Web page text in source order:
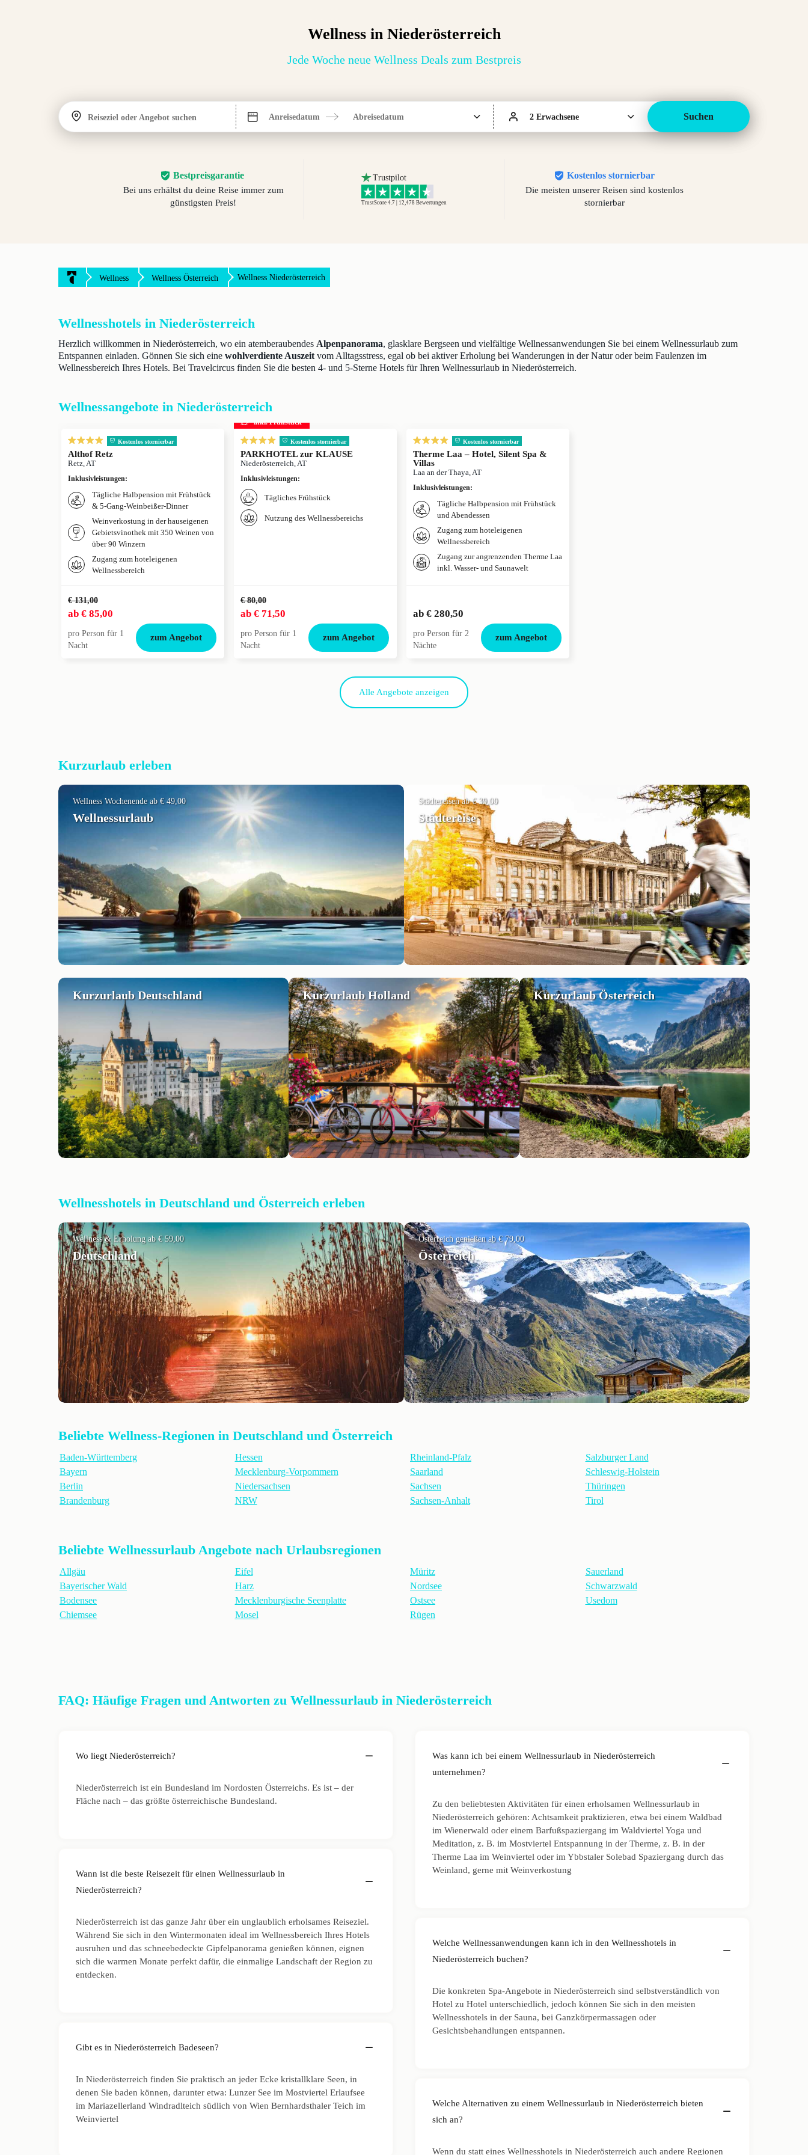
Wellness in Niederösterreich
Jede Woche neue Wellness Deals zum Bestpreis
Reiseziel oder Angebot suchen Anreisedatum Abreisedatum 2 Erwachsene Suchen
Bestpreisgarantie
Bei uns erhältst du deine Reise immer zum
günstigsten Preis!
Trustpilot
TrustScore 4.7 | 12,478 Bewertungen
Kostenlos stornierbar
Die meisten unserer Reisen sind kostenlos
stornierbar
Wellness Wellness Österreich Wellness Niederösterreich
Wellnesshotels in Niederösterreich
Herzlich willkommen in Niederösterreich, wo ein atemberaubendes Alpenpanorama, glasklare Bergseen und vielfältige Wellnessanwendungen Sie bei einem Wellnessurlaub zum
Entspannen einladen. Gönnen Sie sich eine wohlverdiente Auszeit vom Alltagsstress, egal ob bei aktiver Erholung bei Wanderungen in der Natur oder beim Faulenzen im
Wellnessbereich Ihres Hotels. Bei Travelcircus finden Sie die besten 4- und 5-Sterne Hotels für Ihren Wellnessurlaub in Niederösterreich.
Wellnessangebote in Niederösterreich
Kostenlos stornierbar
Althof Retz
Retz, AT
Inklusivleistungen:
Tägliche Halbpension mit Frühstück
& 5-Gang-Weinbeißer-Dinner
Weinverkostung in der hauseigenen
Gebietsvinothek mit 350 Weinen von
über 90 Winzern
Zugang zum hoteleigenen
Wellnessbereich
€ 131,00
ab € 85,00
pro Person für 1
Nacht
zum Angebot
inkl. Frühstück
Kostenlos stornierbar
PARKHOTEL zur KLAUSE
Niederösterreich, AT
Inklusivleistungen:
Tägliches Frühstück
Nutzung des Wellnessbereichs
€ 80,00
ab € 71,50
pro Person für 1
Nacht
zum Angebot
Kostenlos stornierbar
Therme Laa – Hotel, Silent Spa &
Villas
Laa an der Thaya, AT
Inklusivleistungen:
Tägliche Halbpension mit Frühstück
und Abendessen
Zugang zum hoteleigenen
Wellnessbereich
Zugang zur angrenzenden Therme Laa
inkl. Wasser- und Saunawelt
ab € 280,50
pro Person für 2
Nächte
zum Angebot
Alle Angebote anzeigen
Kurzurlaub erleben
Wellness Wochenende ab € 49,00
Wellnessurlaub
Städtereisen ab € 39,00
Städtereise
Kurzurlaub Deutschland Kurzurlaub Holland Kurzurlaub Österreich
Wellnesshotels in Deutschland und Österreich erleben
Wellness & Erholung ab € 59,00
Deutschland
Österreich genießen ab € 79,00
Österreich
Beliebte Wellness-Regionen in Deutschland und Österreich
Baden-Württemberg
Bayern
Berlin
Brandenburg
Hessen
Mecklenburg-Vorpommern
Niedersachsen
NRW
Rheinland-Pfalz
Saarland
Sachsen
Sachsen-Anhalt
Salzburger Land
Schleswig-Holstein
Thüringen
Tirol
Beliebte Wellnessurlaub Angebote nach Urlaubsregionen
Allgäu
Bayerischer Wald
Bodensee
Chiemsee
Eifel
Harz
Mecklenburgische Seenplatte
Mosel
Müritz
Nordsee
Ostsee
Rügen
Sauerland
Schwarzwald
Usedom
FAQ: Häufige Fragen und Antworten zu Wellnessurlaub in Niederösterreich
Wo liegt Niederösterreich?
Niederösterreich ist ein Bundesland im Nordosten Österreichs. Es ist – der
Fläche nach – das größte österreichische Bundesland.
Wann ist die beste Reisezeit für einen Wellnessurlaub in
Niederösterreich?
Niederösterreich ist das ganze Jahr über ein unglaublich erholsames Reiseziel.
Während Sie sich in den Wintermonaten ideal im Wellnessbereich Ihres Hotels
ausruhen und das schneebedeckte Gipfelpanorama genießen können, eignen
sich die warmen Monate perfekt dafür, die einmalige Landschaft der Region zu
entdecken.
Gibt es in Niederösterreich Badeseen?
In Niederösterreich finden Sie praktisch an jeder Ecke kristallklare Seen, in
denen Sie baden können, darunter etwa: Lunzer See im Mostviertel Erlaufsee
im Mariazellerland Windradlteich südlich von Wien Bernhardsthaler Teich im
Weinviertel
Was kann ich bei einem Wellnessurlaub in Niederösterreich
unternehmen?
Zu den beliebtesten Aktivitäten für einen erholsamen Wellnessurlaub in
Niederösterreich gehören: Achtsamkeit praktizieren, etwa bei einem Waldbad
im Wienerwald oder einem Barfußspaziergang im Waldviertel Yoga und
Meditation, z. B. im Mostviertel Entspannung in der Therme, z. B. in der
Therme Laa im Weinviertel oder im Ybbstaler Solebad Spaziergang durch das
Weinland, gerne mit Weinverkostung
Welche Wellnessanwendungen kann ich in den Wellnesshotels in
Niederösterreich buchen?
Die konkreten Spa-Angebote in Niederösterreich sind selbstverständlich von
Hotel zu Hotel unterschiedlich, jedoch können Sie sich in den meisten
Wellnesshotels in der Sauna, bei Ganzkörpermassagen oder
Gesichtsbehandlungen entspannen.
Welche Alternativen zu einem Wellnessurlaub in Niederösterreich bieten
sich an?
Wenn du statt eines Wellnesshotels in Niederösterreich auch andere Regionen